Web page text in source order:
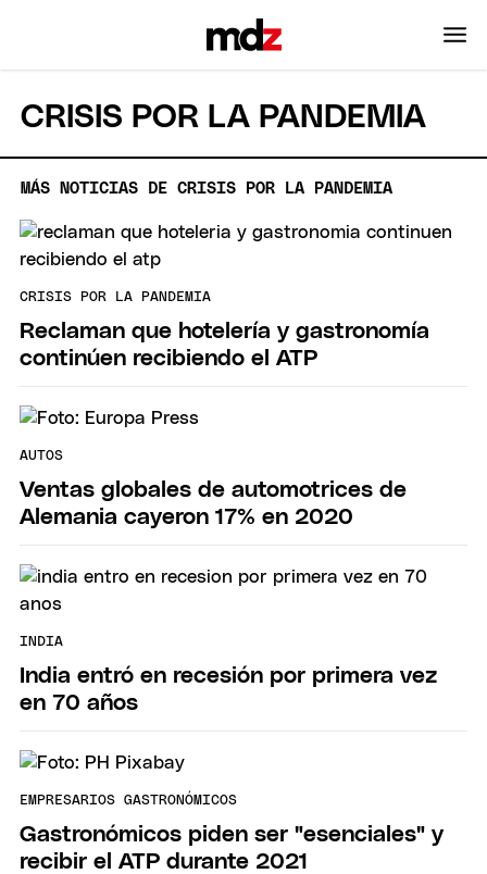
CRISIS POR LA PANDEMIA
MÁS NOTICIAS DE CRISIS POR LA PANDEMIA
CRISIS POR LA PANDEMIA
Reclaman que hotelería y gastronomía
continúen recibiendo el ATP
AUTOS
Ventas globales de automotrices de
Alemania cayeron 17% en 2020
INDIA
India entró en recesión por primera vez
en 70 años
EMPRESARIOS GASTRONÓMICOS
Gastronómicos piden ser "esenciales" y
recibir el ATP durante 2021